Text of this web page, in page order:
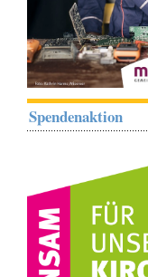
Spendenaktion